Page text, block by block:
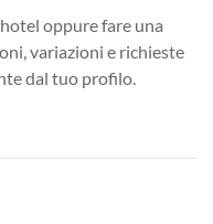
oppure fare una
variazioni e richieste
dal tuo profilo.